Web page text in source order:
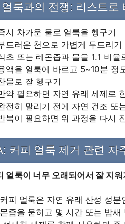
얼룩과의 전쟁: 리스트로
시 차가운 물로 얼룩을 헹구기
드러운 천으로 가볍게 두드리기
초 또는 레몬즙과 물을 1:1 비율
액을 얼룩에 바르고 5~10분 정
물로 잘 헹구기
약 필요하면 자연 유래 세제로
전히 말리기 전에 자연 건조 또
복이 필요하면 위 과정을 다시
커피 얼룩 제거 관련 자
얼룩이 너무 오래되어서 잘 지
피 얼룩은 자연 유래 산성 성
즙을 묻히고 몇 시간 또는 밤